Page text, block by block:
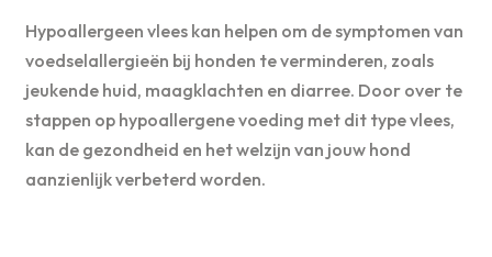
Hypoallergeen vlees kan helpen om de symptomen van
voedselallergieën bij honden te verminderen, zoals
jeukende huid, maagklachten en diarree. Door over te
stappen op hypoallergene voeding met dit type vlees,
kan de gezondheid en het welzijn van jouw hond
aanzienlijk verbeterd worden.